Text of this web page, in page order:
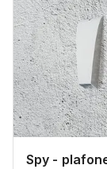
Spy -